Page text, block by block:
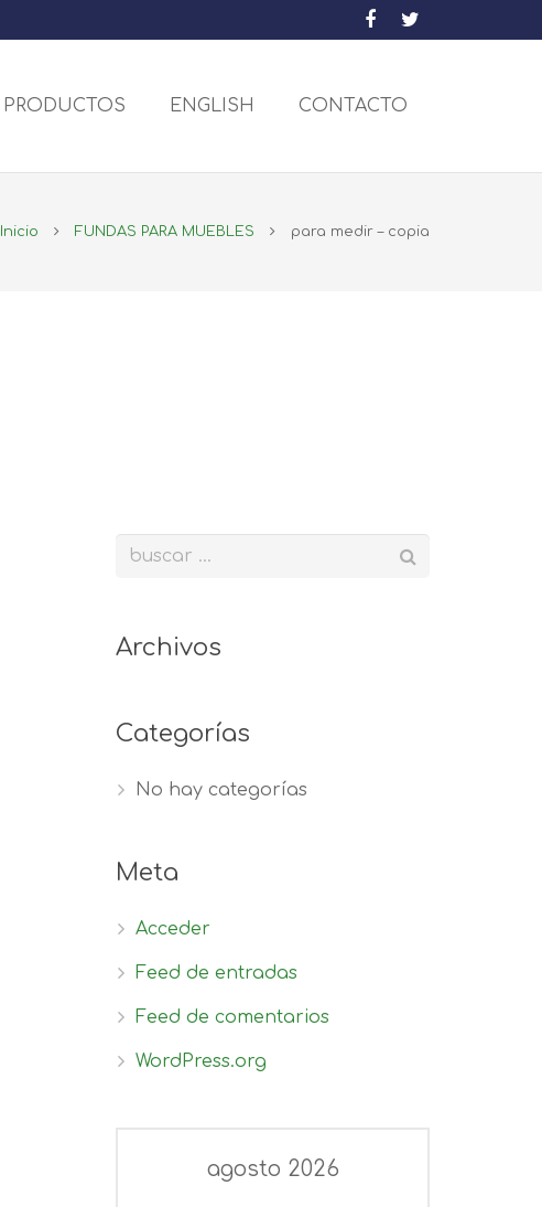
PRODUCTOS ENGLISH CONTACTO
Inicio FUNDAS PARA MUEBLES para medir – copia
Archivos
Categorías
No hay categorías
Meta
Acceder
Feed de entradas
Feed de comentarios
WordPress.org
agosto 2026